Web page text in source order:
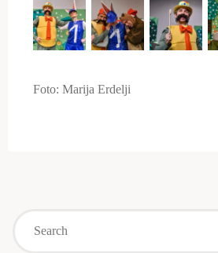
Foto: Marija Erdelji